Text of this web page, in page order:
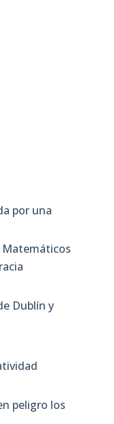
por una
Matemáticos
Dublín y
peligro los